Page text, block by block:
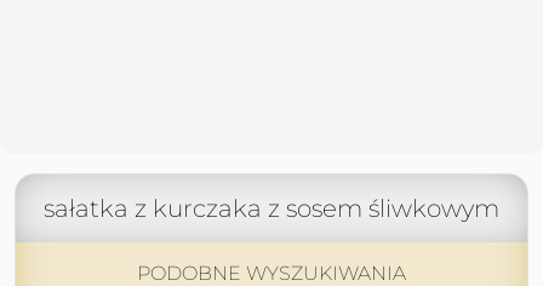
sałatka z kurczaka z sosem śliwkowym
PODOBNE WYSZUKIWANIA